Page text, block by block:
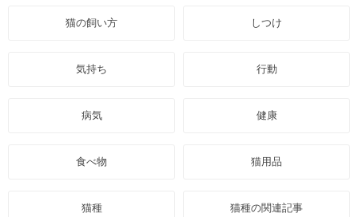
猫の飼い方 しつけ
気持ち 行動
病気 健康
食べ物 猫用品
猫種 猫種の関連記事